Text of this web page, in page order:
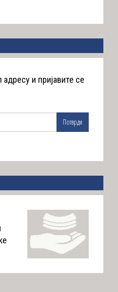
адресу и пријавите се
Потврди